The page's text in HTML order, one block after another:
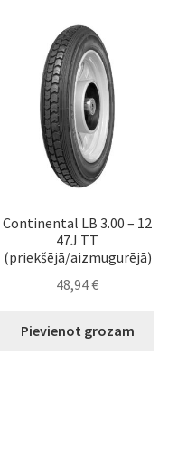
Continental LB 3.00 – 12
47J TT
(priekšējā/aizmugurējā)
48,94€
Pievienot grozam